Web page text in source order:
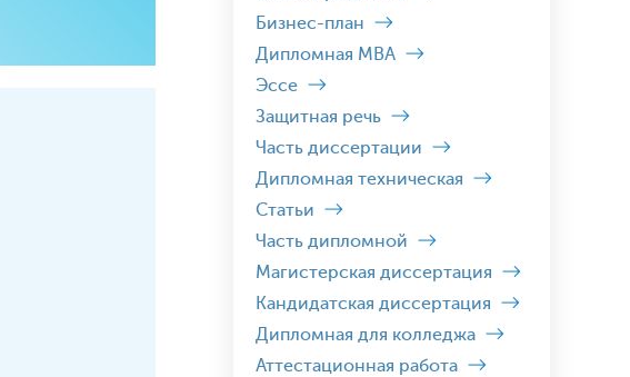
Бизнес-план
Дипломная MBA
Эссе
Защитная речь
Часть диссертации
Дипломная техническая
Статьи
Часть дипломной
Магистерская диссертация
Кандидатская диссертация
Дипломная для колледжа
Аттестационная работа